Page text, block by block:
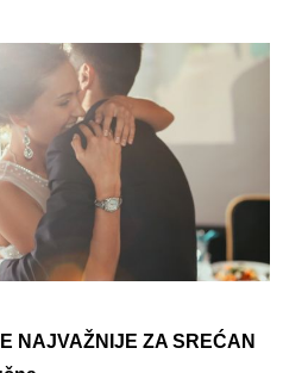
NAJVAŽNIJE ZA SREĆAN